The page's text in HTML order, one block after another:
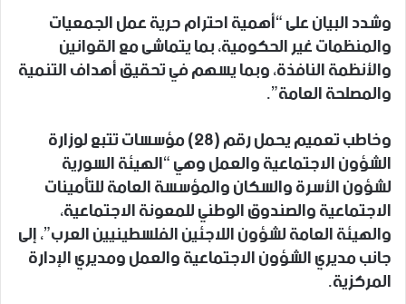
وشدد البيان على “أهمية احترام حرية عمل الجمعيات
والمنظمات غير الحكومية، بما يتماشى مع القوانين
والأنظمة النافذة، وبما يسهم في تحقيق أهداف التنمية
والمصلحة العامة”.
وخاطب تعميم يحمل رقم (28) مؤسسات تتبع لوزارة
الشؤون الاجتماعية والعمل وهي “الهيئة السورية
لشؤون الأسرة والسكان والمؤسسة العامة للتأمينات
الاجتماعية والصندوق الوطني للمعونة الاجتماعية،
والهيئة العامة لشؤون اللاجئين الفلسطينيين العرب”، إلى
جانب مديري الشؤون الاجتماعية والعمل ومديري الإدارة
المركزية.